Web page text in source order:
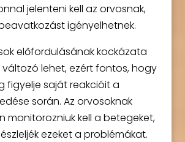
jelenteni kell az orvosnak,
igényelhetnek.
előfordulásának kockázata
lehet, ezért fontos, hogy
figyelje saját reakcióit a
során. Az orvosoknak
monitorozniuk kell a betegeket,
ezeket a problémákat.